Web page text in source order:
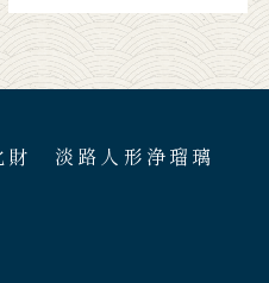
財 淡路人形浄瑠璃